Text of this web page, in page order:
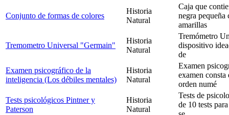
Conjunto de formas de colores
Historia
Natural
Caja que
negra
amarillas
Tremometro Universal "Germain"
Historia
Natural
Tremómetro
dispositivo
de
Examen psicográfico de la
inteligencia (Los débiles mentales)
Historia
Natural
Examen
examen consta
orden numé
Tests psicológicos Pintner y
Paterson
Historia
Natural
Tests de
de 10 tests